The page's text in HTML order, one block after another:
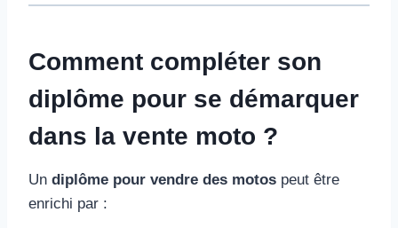
Comment compléter son
diplôme pour se démarquer
dans la vente moto ?
Un diplôme pour vendre des motos peut être
enrichi par :